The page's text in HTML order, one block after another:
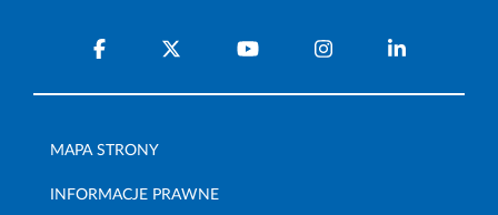
MAPA STRONY
INFORMACJE PRAWNE